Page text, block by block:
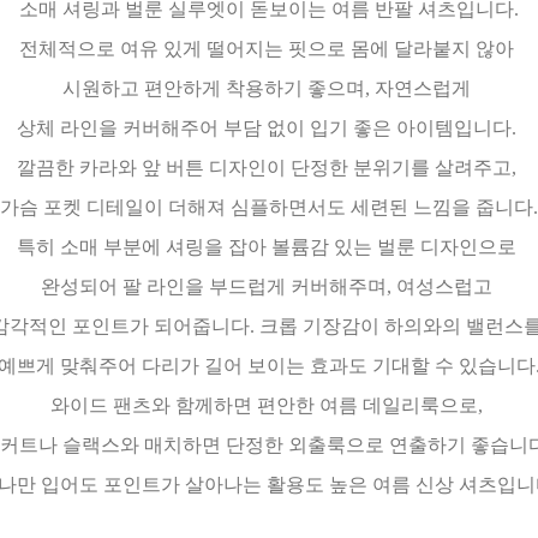
소매 셔링과 벌룬 실루엣이 돋보이는 여름 반팔 셔츠입니다.
전체적으로 여유 있게 떨어지는 핏으로 몸에 달라붙지 않아
시원하고 편안하게 착용하기 좋으며, 자연스럽게
상체 라인을 커버해주어 부담 없이 입기 좋은 아이템입니다.
깔끔한 카라와 앞 버튼 디자인이 단정한 분위기를 살려주고,
가슴 포켓 디테일이 더해져 심플하면서도 세련된 느낌을 줍니다.
특히 소매 부분에 셔링을 잡아 볼륨감 있는 벌룬 디자인으로
완성되어 팔 라인을 부드럽게 커버해주며, 여성스럽고
각적인 포인트가 되어줍니다. 크롭 기장감이 하의와의 밸런스
쁘게 맞춰주어 다리가 길어 보이는 효과도 기대할 수 있습니다.
와이드 팬츠와 함께하면 편안한 여름 데일리룩으로,
트나 슬랙스와 매치하면 단정한 외출룩으로 연출하기 좋습니
만 입어도 포인트가 살아나는 활용도 높은 여름 신상 셔츠입니